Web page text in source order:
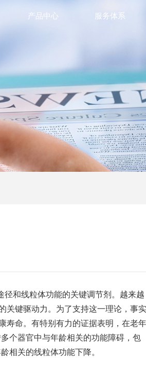
产品中心 服务体系
和线粒体功能的关键调节剂。越来越
关键驱动力。为了支持这一理论，事实
寿命。有特别有力的证据表明，在老年
个器官中与年龄相关的功能障碍，包
相关的线粒体功能下降。